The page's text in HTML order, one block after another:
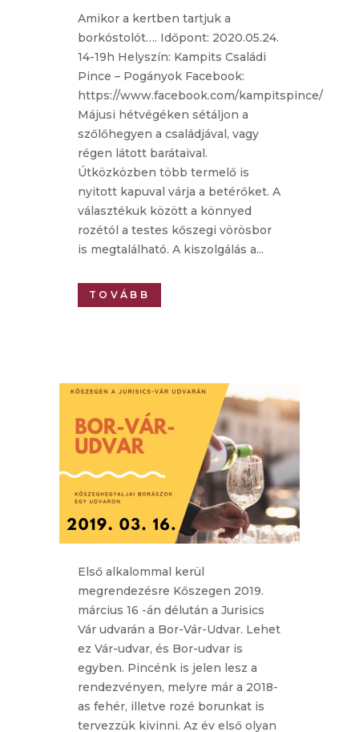
Amikor a kertben tartjuk a
borkóstolót…. Időpont: 2020.05.24.
14-19h Helyszín: Kampits Családi
Pince – Pogányok Facebook:
https://www.facebook.com/kampitspince/
Májusi hétvégéken sétáljon a
szőlőhegyen a családjával, vagy
régen látott barátaival.
Útközközben több termelő is
nyitott kapuval várja a betérőket. A
választékuk között a könnyed
rozétól a testes kőszegi vörösbor
is megtalálható. A kiszolgálás a...
TOVÁBB
Első alkalommal kerül
megrendezésre Kőszegen 2019.
március 16 -án délután a Jurisics
Vár udvarán a Bor-Vár-Udvar. Lehet
ez Vár-udvar, és Bor-udvar is
egyben. Pincénk is jelen lesz a
rendezvényen, melyre már a 2018-
as fehér, illetve rozé borunkat is
tervezzük kivinni. Az év első olyan